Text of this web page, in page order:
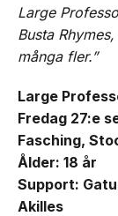
Large
Busta
många fler.”
Large
Fredag 27:e
Fasching,
Ålder: 18 år
Support:
Akilles